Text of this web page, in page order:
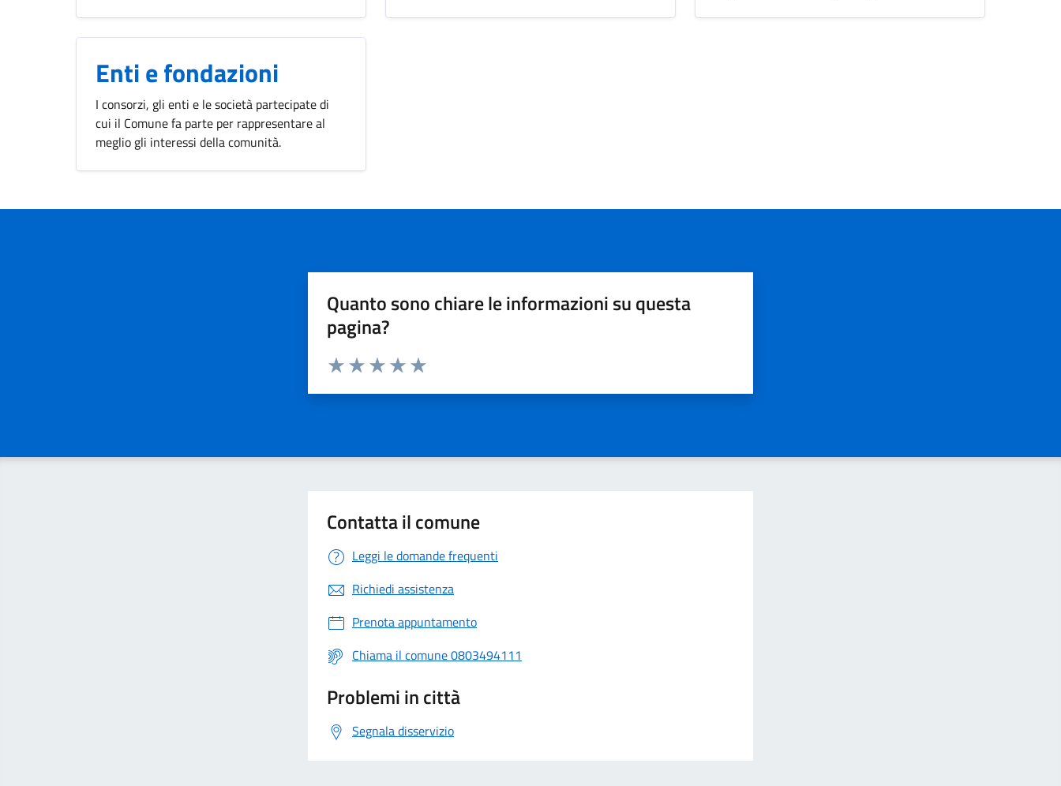
Enti e fondazioni
I consorzi, gli enti e le società partecipate di
cui il Comune fa parte per rappresentare al
meglio gli interessi della comunità.
Quanto sono chiare le informazioni su questa
pagina?
Valuta da 1 a 5 stelle la pagina
Contatta il comune
Leggi le domande frequenti
Richiedi assistenza
Prenota appuntamento
Chiama il comune 0803494111
Problemi in città
Segnala disservizio